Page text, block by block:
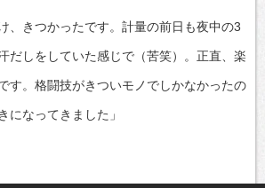
、きつかったです。計量の前日も夜中の3
だしをしていた感じで（苦笑）。正直、楽
す。格闘技がきついモノでしかなかったの
になってきました」